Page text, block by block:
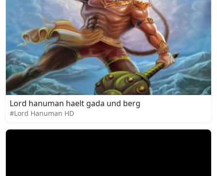
Lord hanuman haelt gada und berg
#Lord Hanuman HD